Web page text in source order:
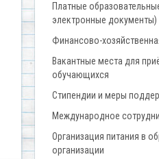
Платные
электронные документы)
Финансово-
Вакантные места для
обучающихся
Стипендии и меры
Международное
Организация питания в
организации